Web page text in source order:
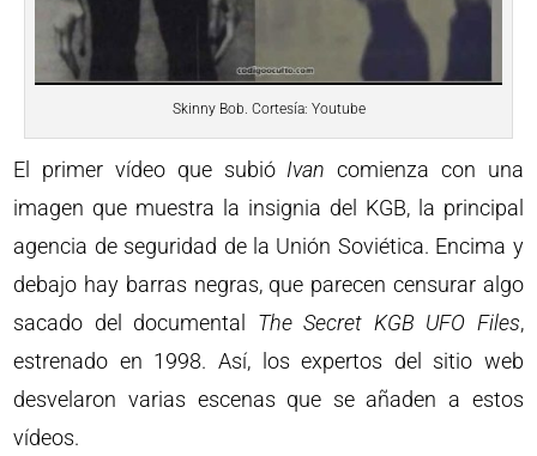
Skinny Bob. Cortesía: Youtube
El primer vídeo que subió Ivan comienza con una
imagen que muestra la insignia del KGB, la principal
agencia de seguridad de la Unión Soviética. Encima y
debajo hay barras negras, que parecen censurar algo
sacado del documental The Secret KGB UFO Files,
estrenado en 1998. Así, los expertos del sitio web
desvelaron varias escenas que se añaden a estos
vídeos.